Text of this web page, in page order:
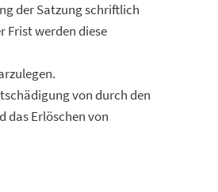
der Satzung schriftlich
Frist werden diese
von durch den
das Erlöschen von